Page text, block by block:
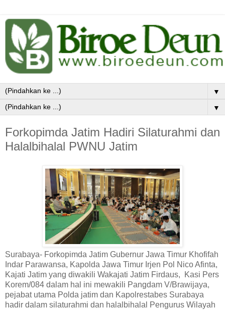
▼
▼
Forkopimda Jatim Hadiri Silaturahmi dan
Halalbihalal PWNU Jatim
Surabaya- Forkopimda Jatim Gubernur Jawa Timur Khofifah
Indar Parawansa, Kapolda Jawa Timur Irjen Pol Nico Afinta,
Kajati Jatim yang diwakili Wakajati Jatim Firdaus, Kasi Pers
Korem/084 dalam hal ini mewakili Pangdam V/Brawijaya,
pejabat utama Polda jatim dan Kapolrestabes Surabaya
hadir dalam silaturahmi dan halalbihalal Pengurus Wilayah